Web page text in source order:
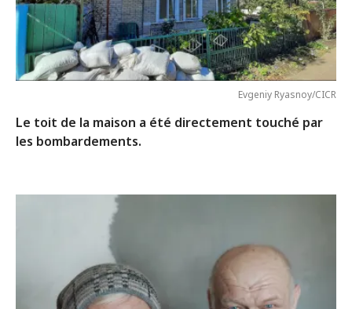
Evgeniy Ryasnoy/CICR
Le toit de la maison a été directement touché par
les bombardements.